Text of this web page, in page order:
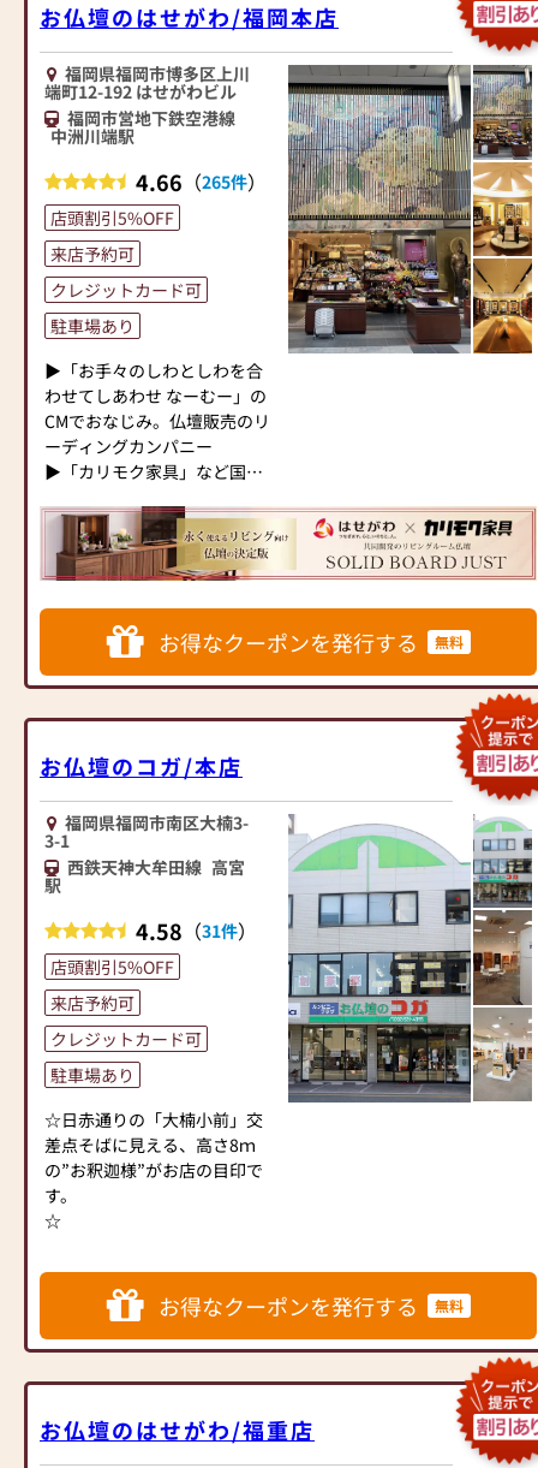
お仏壇のはせがわ/福岡本店
福岡県福岡市博多区上川
端町12-192 はせがわビル
福岡市営地下鉄空港線
中洲川端駅
4.66 （265件）
店頭割引5%OFF
来店予約可
クレジットカード可
駐車場あり
▶「お手々のしわとしわを合
わせてしあわせ なーむー」の
CMでおなじみ。仏壇販売のリ
ーディングカンパニー
▶「カリモク家具」など国内
なインテリアにマッチするお
仏壇を展開
国内130店舗以上のスケールメ
リットと東証上場の信頼。創
業以来、親切・丁寧な説明と
基のお仏壇、約3,000基のお墓
はせがわ」では、さまざまな
供養（対話の場づくり）の形
をご提案しております。ご自
身、ご家族にあった供養の形
について、迷うことや、お困
りのことなどございました
ら、ぜひ、お気軽にご相談く
ださい。店内にはお仏壇・お
仏具・お位牌・お線香・お念
珠等、豊富にご用意しており
ます。1,000種類以上の組み合
わせの中からお客様に合った
お仏壇・お仏具をご提案いた
≪「カリモク家具」との協同
開発≫
お仏壇のはせがわは、日本を
代表する家具メーカー「カリ
現代の住宅にあったモダンな
お仏壇を作っています。他に
作り上げたお仏壇コレクショ
ンがあり、祈る人と偲ぶ人を
ます。
お得なクーポンを発行する 無料
お仏壇のコガ/本店
福岡県福岡市南区大楠3-
3-1
西鉄天神大牟田線 高宮
駅
4.58 （31件）
店頭割引5%OFF
来店予約可
クレジットカード可
駐車場あり
☆日赤通りの「大楠小前」交
差点そばに見える、高さ8ｍ
の”お釈迦様”がお店の目印で
す。
☆
お得なクーポンを発行する 無料
お仏壇のはせがわ/福重店